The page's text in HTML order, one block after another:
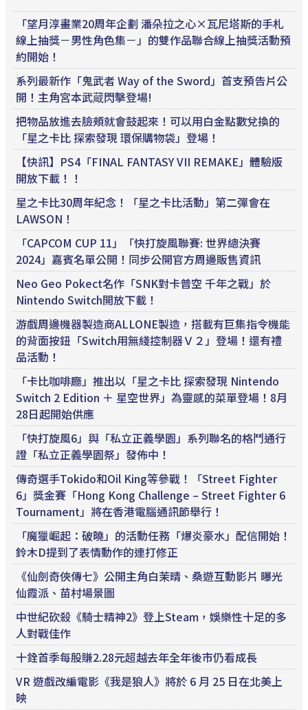
「望月淳畫業20周年企劃 潘朵拉之心×瓦尼塔斯的手札
線上抽獎－男性角色集－」的雙作品聯合線上抽獎活動預
約開始！
系列最新作「鬼武者 Way of the Sword」首支預告片公
開！主角宮本武蔵閃擊登場!
把物品放進去臉頰就會鼓起來！可以用白金點數兌換的
「星之卡比 探索發現 環保購物袋」登場！
【快訊】PS4「FINAL FANTASY VII REMAKE」體驗版
開放下載！！
星之卡比30周年紀念！「星之卡比活動」第二彈會在
LAWSON！
「CAPCOM CUP 11」「快打旋風聯賽: 世界總決賽
2024」嘉賓名單公開！同步公開官方周邊販售資訊
Neo Geo Pokect名作「SNK對卡普空 千年之戰」於
Nintendo Switch開放下載！
游戲周邊機器製造商ALLONE製造，搭載有巨集指令機能
的背面按鈕「Switch用無綫控制器Ｖ２」登場！還有禮
品活動！
「卡比咖啡廳」推出以「星之卡比 探索發現 Nintendo
Switch 2 Edition ＋ 星空世界」為靈感的菜單登場！8月
28日起開始供應
「快打旋風6」與「私立正義學園」系列聯名的格鬥通行
證「私立正義學園祭」發佈中！
傳奇選手Tokido和Oil King等參戰！「Street Fighter
6」獎金賽「Hong Kong Challenge – Street Fighter 6
Tournament」將在香港電腦通訊節舉行！
「魔獵崛起：破曉」的活動任務「爆炎豪水」配信開始！
鈴木D提到了表情動作的連打修正
《仙劍奇俠傳七》公開主角白茉晴、桑遊互動影片 曝光
仙霞派、苗村場景圖
中世紀砍殺《騎士精神2》登上Steam，娛樂性十足的多
人對戰佳作
十銓首季每股賺2.28元超越去年全年後市仍看成長
VR 遊戲改編電影《我是狼人》將於 6 月 25 日在北美上
映